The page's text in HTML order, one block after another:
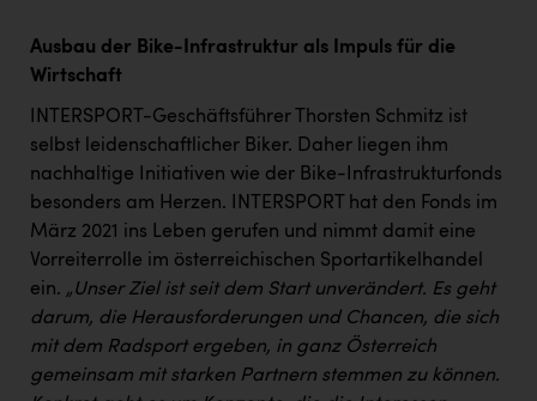
Ausbau der Bike-Infrastruktur als Impuls für die
Wirtschaft
INTERSPORT-Geschäftsführer Thorsten Schmitz ist
selbst leidenschaftlicher Biker. Daher liegen ihm
nachhaltige Initiativen wie der Bike-Infrastrukturfonds
besonders am Herzen. INTERSPORT hat den Fonds im
März 2021 ins Leben gerufen und nimmt damit eine
Vorreiterrolle im österreichischen Sportartikelhandel
ein. „Unser Ziel ist seit dem Start unverändert. Es geht
darum, die Herausforderungen und Chancen, die sich
mit dem Radsport ergeben, in ganz Österreich
gemeinsam mit starken Partnern stemmen zu können.